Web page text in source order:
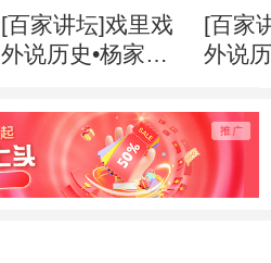
[百家讲坛]戏里戏
外说历史•杨家将
[百家
外说